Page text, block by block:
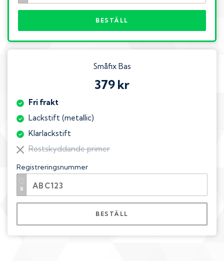
BESTÄLL
Småfix Bas
379 kr
Fri frakt
Lackstift (metallic)
Klarlackstift
Rostskyddande primer
Registreringsnummer
BESTÄLL